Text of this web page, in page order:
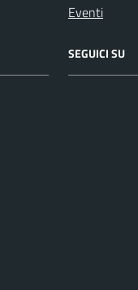
Eventi
SEGUICI SU